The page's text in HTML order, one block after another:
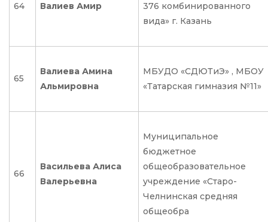
64 Валиев Амир
376 комбинированного
вида» г. Казань
65
Валиева Амина
Альмировна
МБУДО «СДЮТиЭ» , МБОУ
«Татарская гимназия №11»
66
Васильева Алиса
Валерьевна
Муниципальное
бюджетное
общеобразовательное
учреждение «Старо-
Челнинская средняя
общеобра